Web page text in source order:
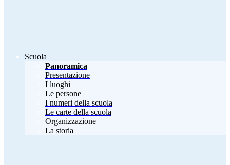
Scuola
Panoramica
Presentazione
I luoghi
Le persone
I numeri della scuola
Le carte della scuola
Organizzazione
La storia